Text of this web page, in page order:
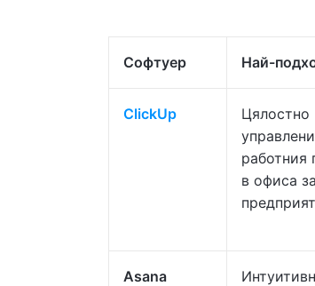
Софтуер Най-
ClickUp
Цялостно
работния
в офиса за
Asana